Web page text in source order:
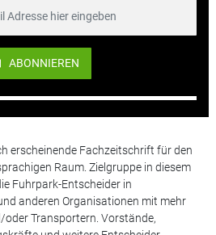
ABONNIEREN
erscheinende Fachzeitschrift für den
Raum. Zielgruppe in diesem
Fuhrpark-Entscheider in
anderen Organisationen mit mehr
Transportern. Vorstände,